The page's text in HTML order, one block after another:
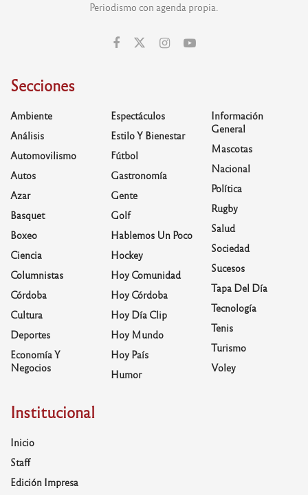
Periodismo con agenda propia.
Secciones
Ambiente
Análisis
Automovilismo
Autos
Azar
Basquet
Boxeo
Ciencia
Columnistas
Córdoba
Cultura
Deportes
Economía Y
Negocios
Espectáculos
Estilo Y Bienestar
Fútbol
Gastronomía
Gente
Golf
Hablemos Un Poco
Hockey
Hoy Comunidad
Hoy Córdoba
Hoy Día Clip
Hoy Mundo
Hoy País
Humor
Información
General
Mascotas
Nacional
Política
Rugby
Salud
Sociedad
Sucesos
Tapa Del Día
Tecnología
Tenis
Turismo
Voley
Institucional
Inicio
Staff
Edición Impresa